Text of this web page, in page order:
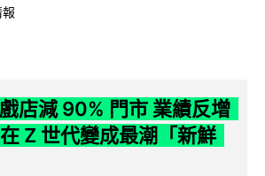
店減 90% 門市 業績反增
Z 世代變成最潮「新鮮